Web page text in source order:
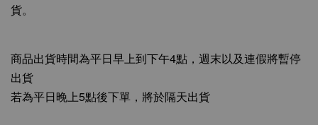
貨。
商品出貨時間為平日早上到下午4點，週末以及連假將暫停
出貨
若為平日晚上5點後下單，將於隔天出貨